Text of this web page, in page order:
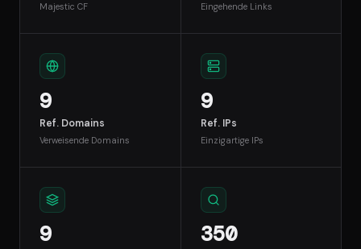
Majestic CF Eingehende Links
9
Ref. Domains
Verweisende Domains
9
Ref. IPs
Einzigartige IPs
9 350